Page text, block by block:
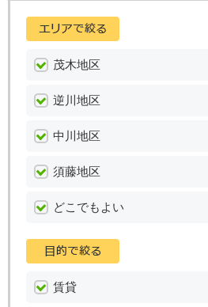
茂木地区
逆川地区
中川地区
須藤地区
どこでもよい
賃貸